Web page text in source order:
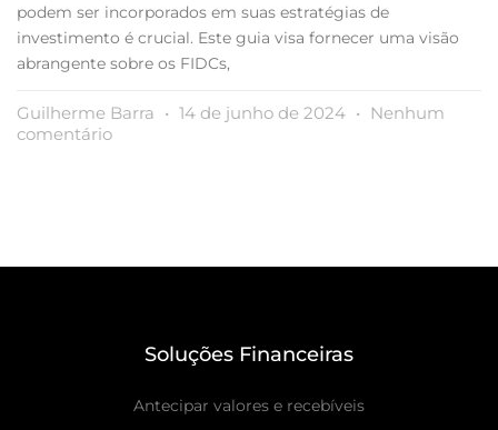
podem ser incorporados em suas estratégias de
investimento é crucial. Este guia visa fornecer uma visão
abrangente sobre os FIDCs,
Guilherme Barra 14 de junho de 2024
Nenhum
comentário
Soluções Financeiras
Antecipar valores e recebíveis